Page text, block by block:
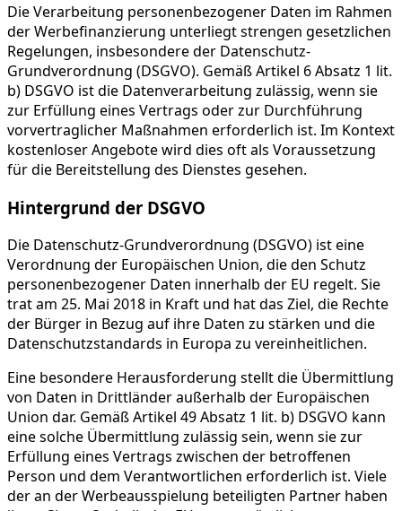
Die Verarbeitung personenbezogener Daten im Rahmen
der Werbefinanzierung unterliegt strengen gesetzlichen
Regelungen, insbesondere der Datenschutz-
Grundverordnung (DSGVO). Gemäß Artikel 6 Absatz 1 lit.
b) DSGVO ist die Datenverarbeitung zulässig, wenn sie
zur Erfüllung eines Vertrags oder zur Durchführung
vorvertraglicher Maßnahmen erforderlich ist. Im Kontext
kostenloser Angebote wird dies oft als Voraussetzung
für die Bereitstellung des Dienstes gesehen.
Hintergrund der DSGVO
Die Datenschutz-Grundverordnung (DSGVO) ist eine
Verordnung der Europäischen Union, die den Schutz
personenbezogener Daten innerhalb der EU regelt. Sie
trat am 25. Mai 2018 in Kraft und hat das Ziel, die Rechte
der Bürger in Bezug auf ihre Daten zu stärken und die
Datenschutzstandards in Europa zu vereinheitlichen.
Eine besondere Herausforderung stellt die Übermittlung
von Daten in Drittländer außerhalb der Europäischen
Union dar. Gemäß Artikel 49 Absatz 1 lit. b) DSGVO kann
eine solche Übermittlung zulässig sein, wenn sie zur
Erfüllung eines Vertrags zwischen der betroffenen
Person und dem Verantwortlichen erforderlich ist. Viele
der an der Werbeausspielung beteiligten Partner haben